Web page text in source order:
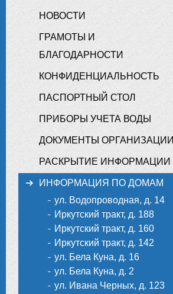
НОВОСТИ
ГРАМОТЫ И
БЛАГОДАРНОСТИ
КОНФИДЕНЦИАЛЬНОСТЬ
ПАСПОРТНЫЙ СТОЛ
ПРИБОРЫ УЧЕТА ВОДЫ
ДОКУМЕНТЫ ОРГАНИЗАЦИИ
РАСКРЫТИЕ ИНФОРМАЦИИ
ИНФОРМАЦИЯ ПО ДОМАМ
ул. Водопроводная, д. 14
Иркутский тракт, д. 188
Иркутский тракт, д. 160
Иркутский тракт, д. 142
ул. Бела Куна, д. 16
ул. Бела Куна, д. 2
ул. Ивана Черных, д. 123